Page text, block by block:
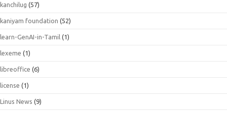
kanchilug (57)
kaniyam foundation (52)
learn-GenAI-in-Tamil (1)
lexeme (1)
libreoffice (6)
license (1)
Linus News (9)